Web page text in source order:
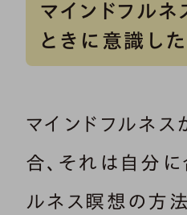
マインドフル
ときに意識し
マインドフルネ
合、それは自分に
ルネス瞑想の方